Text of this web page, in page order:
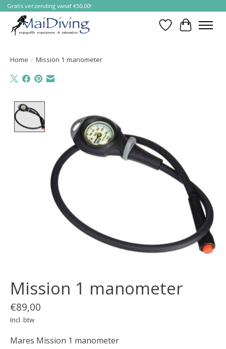
Gratis verzending vanaf €50,00!
Verlanglijst
Home / Mission 1 manometer
Mission 1 manometer
€89,00
Incl. btw
Mares Mission 1 manometer